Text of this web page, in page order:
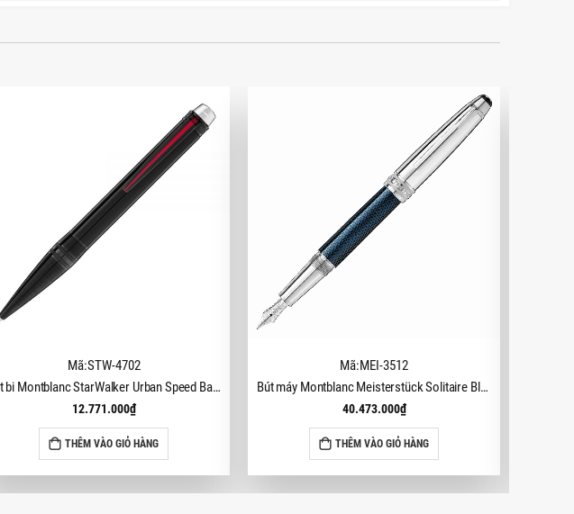
Mã:STW-4702
Bút bi Montblanc StarWalker Urban Speed Ballpoint Pen MB112686
12.771.000₫
THÊM VÀO GIỎ HÀNG
Mã:MEI-3512
Bút máy Montblanc Meisterstück Solitaire Blue Hour Fountain Pen MB112893
40.473.000₫
THÊM VÀO GIỎ HÀNG